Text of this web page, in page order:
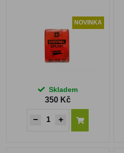
NOVINKA
Skladem
350 Kč